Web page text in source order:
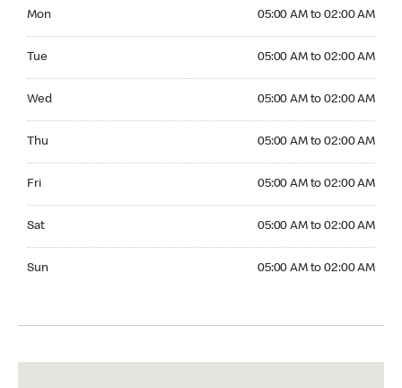
Mon 05:00 AM to 02:00 AM
Tue 05:00 AM to 02:00 AM
Wed 05:00 AM to 02:00 AM
Thu 05:00 AM to 02:00 AM
Fri 05:00 AM to 02:00 AM
Sat 05:00 AM to 02:00 AM
Sun 05:00 AM to 02:00 AM